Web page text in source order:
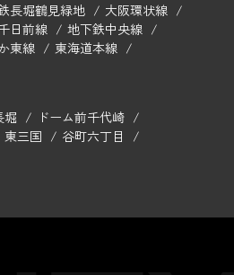
長堀鶴見緑地
大阪環状線
日前線
地下鉄中央線
東線
東海道本線
堀
ドーム前千代崎
東三国
谷町六丁目